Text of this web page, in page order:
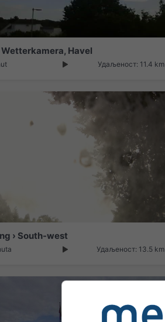
Havel
Удаљеност: 11.4 km
› South-west
Удаљеност: 13.5 km